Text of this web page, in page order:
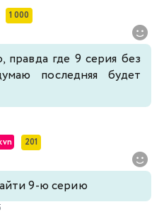
1 000
правда где 9 серия без
последняя будет
201
9-ю серию